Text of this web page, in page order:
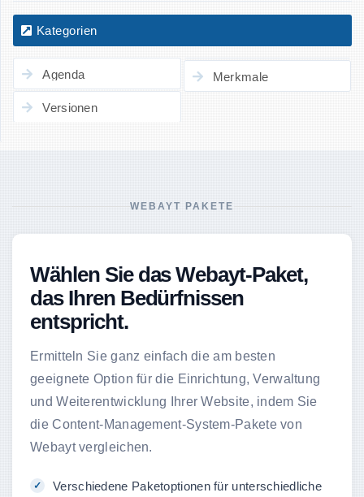
Kategorien
Agenda
Versionen
Merkmale
WEBAYT PAKETE
Wählen Sie das Webayt-Paket,
das Ihren Bedürfnissen
entspricht.
Ermitteln Sie ganz einfach die am besten
geeignete Option für die Einrichtung, Verwaltung
und Weiterentwicklung Ihrer Website, indem Sie
die Content-Management-System-Pakete von
Webayt vergleichen.
Verschiedene Paketoptionen für unterschiedliche